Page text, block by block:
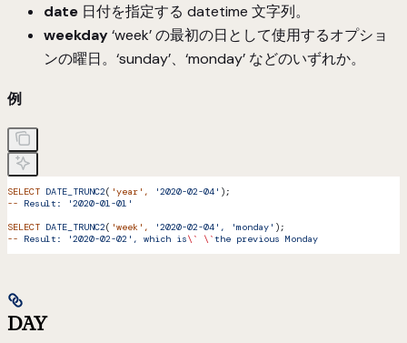
date 日付を指定する datetime 文字列。
weekday‘week’ の最初の日として使用するオプショ
ンの曜日。‘sunday’、‘monday’ などのいずれか。
例
SELECT DATE_TRUNC2( 'year' , '2020-02-04' );
-- Result:
'2020-01-01'
SELECT DATE_TRUNC2( 'week' , '2020-02-04', 'monday' );
-- Result: '2020-02-02', which is\` \`the previous Monday
DAY